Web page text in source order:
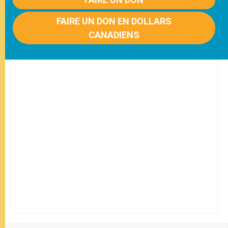
FAIRE UN DON EN DOLLARS
CANADIENS